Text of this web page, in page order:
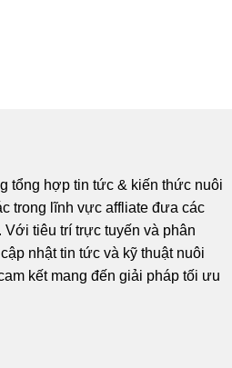
tổng hợp tin tức & kiến thức nuôi
trong lĩnh vực affliate đưa các
tiêu trí trực tuyến và phân
nhật tin tức và kỹ thuật nuôi
kết mang đến giải pháp tối ưu